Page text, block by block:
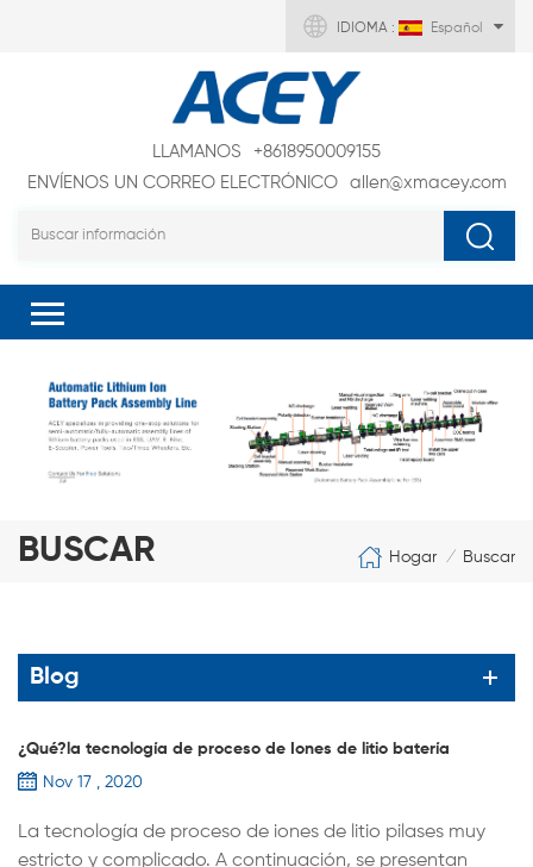
IDIOMA : Español
LLAMANOS
+8618950009155
ENVÍENOS UN CORREO ELECTRÓNICO
allen@xmacey.com
BUSCAR Hogar / Buscar
Blog
¿Qué?la tecnología de proceso de Iones de litio batería
Nov 17 , 2020
La tecnología de proceso de iones de litio pilases muy
estricto y complicado. A continuación, se presentan